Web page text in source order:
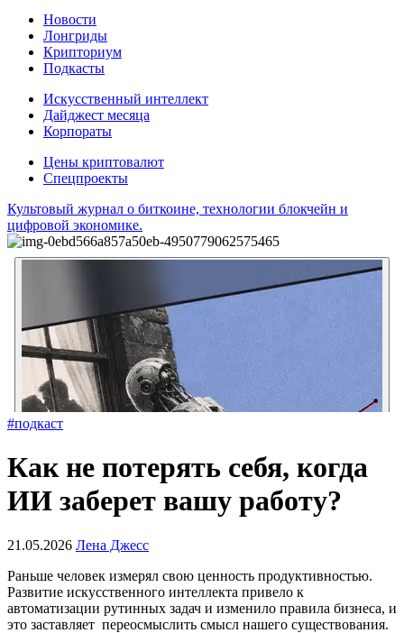
Новости
Лонгриды
Крипториум
Подкасты
Искусственный интеллект
Дайджест месяца
Корпораты
Цены криптовалют
Спецпроекты
Культовый журнал о биткоине, технологии блокчейн и
цифровой экономике.
#подкаст
Как не потерять себя, когда
ИИ заберет вашу работу?
21.05.2026 Лена Джесс
Раньше человек измерял свою ценность продуктивностью.
Развитие искусственного интеллекта привело к
автоматизации рутинных задач и изменило правила бизнеса, и
это заставляет переосмыслить смысл нашего существования.